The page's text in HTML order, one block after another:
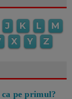
J K L
M
X Y Z
pe primul?